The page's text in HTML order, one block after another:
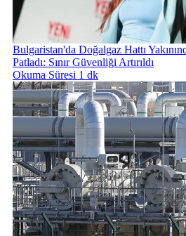
Bulgaristan'da Doğalgaz Hattı
Patladı: Sınır Güvenliği Artırıldı
Okuma Süresi 1 dk